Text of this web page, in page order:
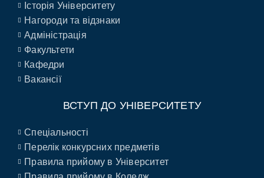
Історія Університету
Нагороди та відзнаки
Адміністрація
Факультети
Кафедри
Вакансії
ВСТУП ДО УНІВЕРСИТЕТУ
Спеціальності
Перелік конкурсних предметів
Правила прийому в Університет